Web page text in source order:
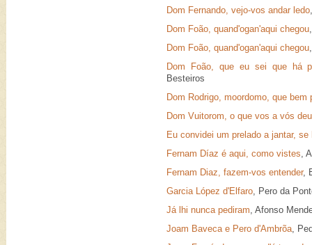
Dom Fernando, vejo-vos andar ledo
Dom Foão, quand'ogan'aqui chegou
Dom Foão, quand'ogan'aqui chegou
Dom Foão, que eu sei que há
Besteiros
Dom Rodrigo, moordomo, que bem
Dom Vuitorom, o que vos a vós deu
Eu convidei um prelado a jantar,
Fernam Díaz é aqui, como vistes,
Fernam Diaz, fazem-vos entender,
Garcia López d'Elfaro, Pero da
Já lhi nunca pediram, Afonso
Joam Baveca e Pero d'Ambrõa,